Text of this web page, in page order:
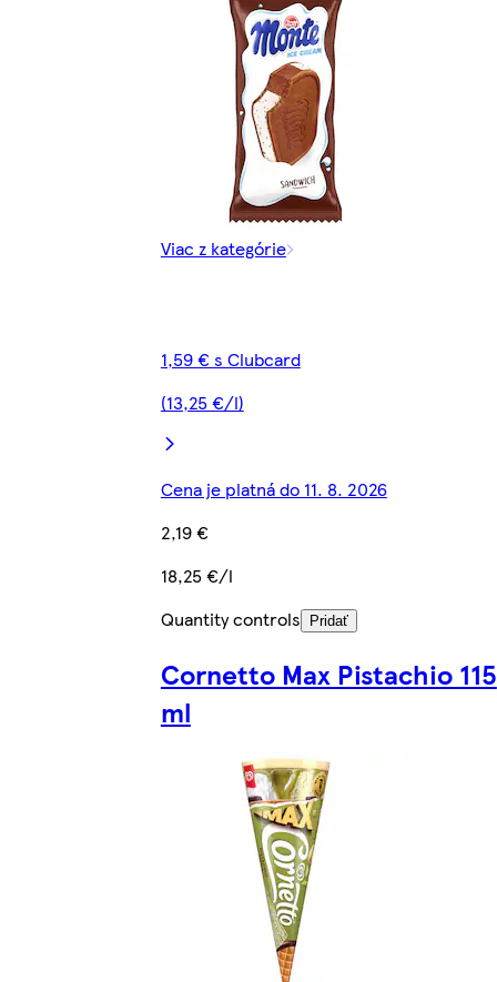
Viac z kategórie
1,59 € s Clubcard
(13,25 €/l)
Cena je platná do 11. 8. 2026
2,19 €
18,25 €/l
Quantity controls
Pridať
Cornetto Max Pistachio 115
ml